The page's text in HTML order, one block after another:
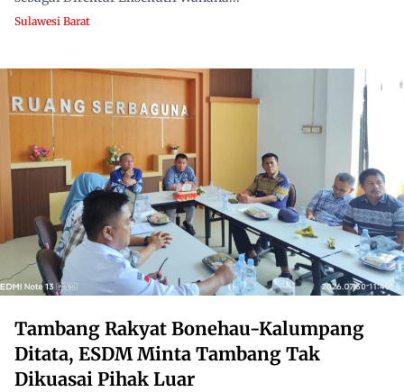
Sulawesi Barat
Tambang Rakyat Bonehau-Kalumpang
Ditata, ESDM Minta Tambang Tak
Dikuasai Pihak Luar